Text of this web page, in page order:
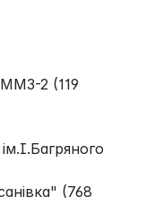
ММЗ-2 (119
(768